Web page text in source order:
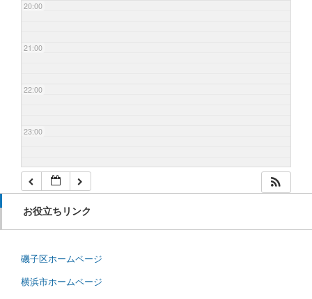
20:00
21:00
22:00
23:00
お役立ちリンク
磯子区ホームページ
横浜市ホームページ